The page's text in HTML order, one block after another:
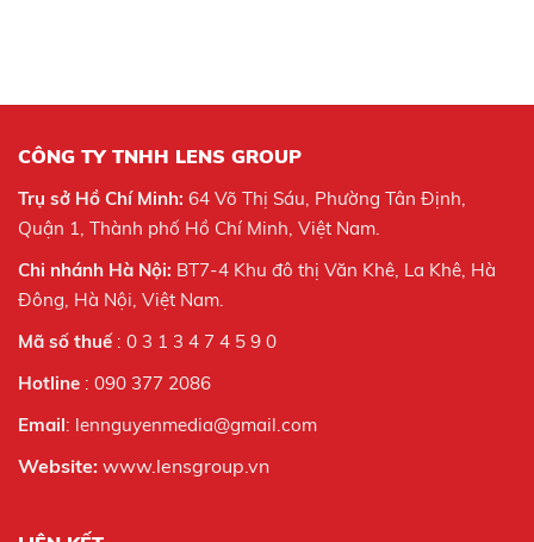
CÔNG TY TNHH LENS GROUP
Trụ sở Hồ Chí Minh: 64 Võ Thị Sáu, Phường Tân Định,
Quận 1, Thành phố Hồ Chí Minh, Việt Nam.
Chi nhánh Hà Nội: BT7-4 Khu đô thị Văn Khê, La Khê, Hà
Đông, Hà Nội, Việt Nam.
Mã số thuế : 0 3 1 3 4 7 4 5 9 0
Hotline : 090 377 2086
Email: lennguyenmedia@gmail.com
Website: www.lensgroup.vn